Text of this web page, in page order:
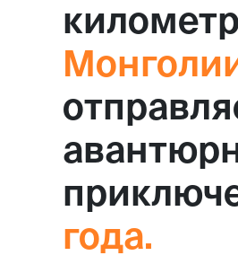
года.